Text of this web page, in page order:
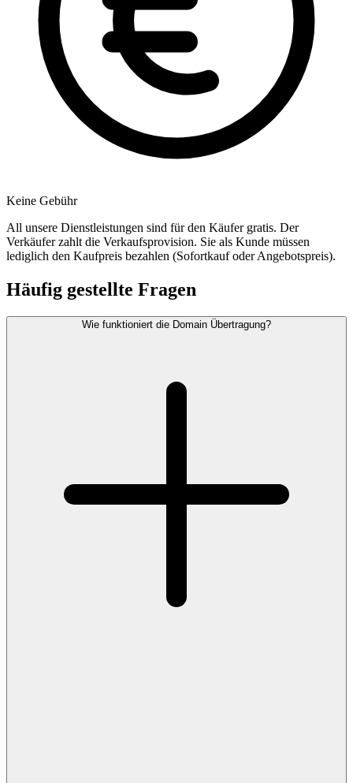
Keine Gebühr
All unsere Dienstleistungen sind für den Käufer gratis. Der
Verkäufer zahlt die Verkaufsprovision. Sie als Kunde müssen
lediglich den Kaufpreis bezahlen (Sofortkauf oder Angebotspreis).
Häufig gestellte Fragen
Wie funktioniert die Domain Übertragung?